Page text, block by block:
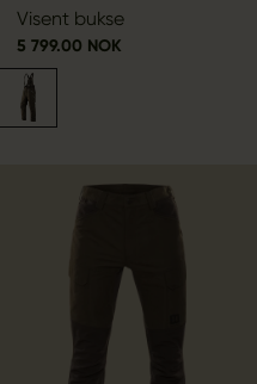
Visent bukse
5 799.00 NOK